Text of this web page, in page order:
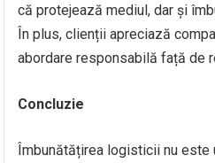
că protejează mediul, dar și
În plus, clienții apreciază
abordare responsabilă față de
Concluzie
Îmbunătățirea logisticii nu este